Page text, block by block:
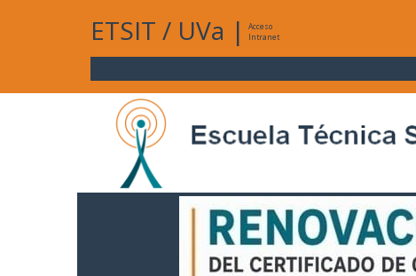
ETSIT / UVa |
Acceso
Intranet